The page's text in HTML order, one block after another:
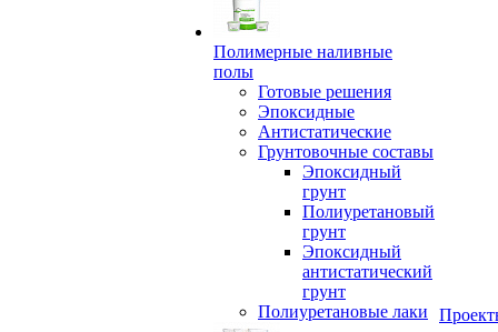
Полимерные наливные
полы
Готовые решения
Эпоксидные
Антистатические
Грунтовочные составы
Эпоксидный
грунт
Полиуретановый
грунт
Эпоксидный
антистатический
грунт
Полиуретановые лаки